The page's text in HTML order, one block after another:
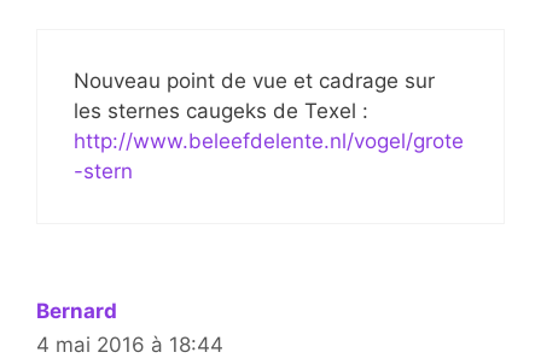
Nouveau point de vue et cadrage sur
les sternes caugeks de Texel :
http://www.beleefdelente.nl/vogel/grote
-stern
Bernard
4 mai 2016 à 18:44